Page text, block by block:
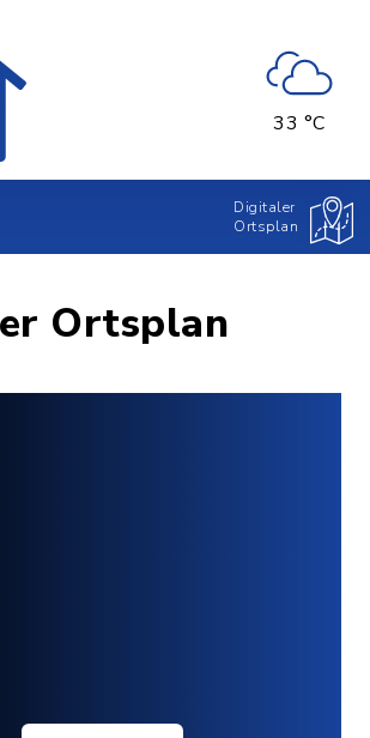
33 °C
Digitaler
Ortsplan
Ortsplan